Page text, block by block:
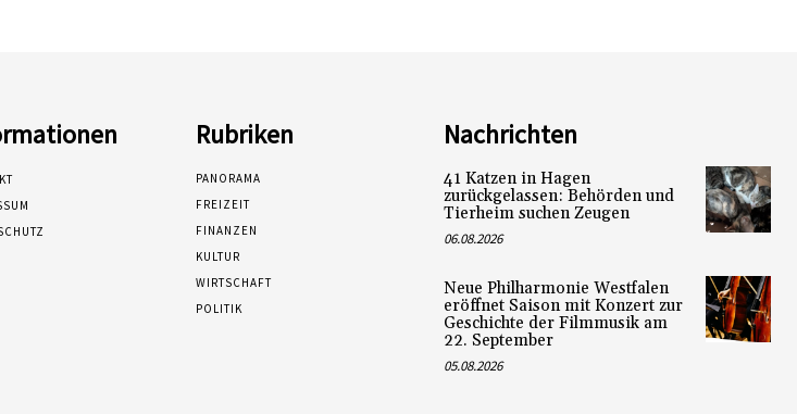
Rubriken
PANORAMA
FREIZEIT
FINANZEN
KULTUR
WIRTSCHAFT
POLITIK
Nachrichten
41 Katzen in Hagen
zurückgelassen: Behörden und
Tierheim suchen Zeugen
06.08.2026
Neue Philharmonie Westfalen
eröffnet Saison mit Konzert zur
Geschichte der Filmmusik am
22. September
05.08.2026